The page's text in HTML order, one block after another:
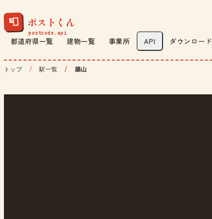
📮 ポストくん
都道府県一覧 建物一覧 事業所 API ダウンロード
トップ 駅一覧 築山